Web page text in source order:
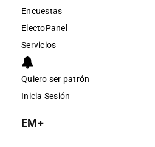
Encuestas
ElectoPanel
Servicios
Quiero ser patrón
Inicia Sesión
EM+